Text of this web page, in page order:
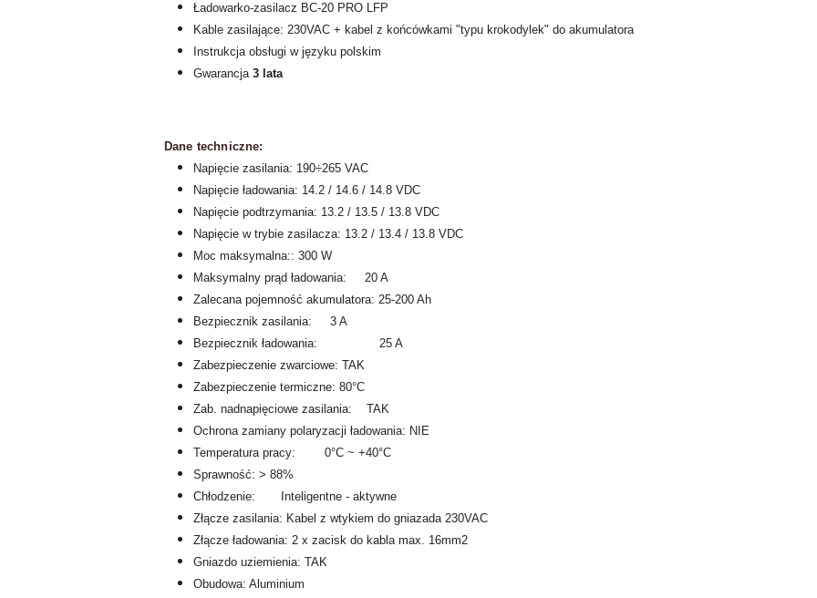
Ładowarko-zasilacz BC-20 PRO LFP
Kable zasilające: 230VAC + kabel z końcówkami "typu krokodylek" do akumulatora
Instrukcja obsługi w języku polskim
Gwarancja 3 lata
Dane techniczne:
Napięcie zasilania: 190÷265 VAC
Napięcie ładowania: 14.2 / 14.6 / 14.8 VDC
Napięcie podtrzymania: 13.2 / 13.5 / 13.8 VDC
Napięcie w trybie zasilacza: 13.2 / 13.4 / 13.8 VDC
Moc maksymalna:: 300 W
Maksymalny prąd ładowania: 20 A
Zalecana pojemność akumulatora: 25-200 Ah
Bezpiecznik zasilania: 3 A
Bezpiecznik ładowania: 25 A
Zabezpieczenie zwarciowe: TAK
Zabezpieczenie termiczne: 80°C
Zab. nadnapięciowe zasilania: TAK
Ochrona zamiany polaryzacji ładowania: NIE
Temperatura pracy: 0°C ~ +40°C
Sprawność: > 88%
Chłodzenie: Inteligentne - aktywne
Złącze zasilania: Kabel z wtykiem do gniazada 230VAC
Złącze ładowania: 2 x zacisk do kabla max. 16mm2
Gniazdo uziemienia: TAK
Obudowa: Aluminium